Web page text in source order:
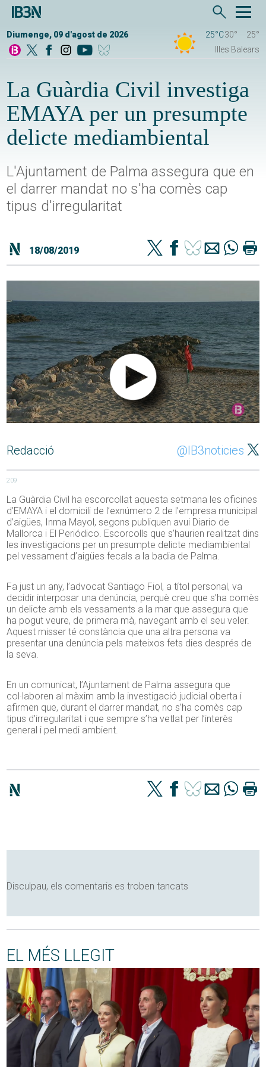
Diumenge, 09 d'agost de 2026 25°C30°
25°
Illes Balears
La Guàrdia Civil investiga
EMAYA per un presumpte
delicte mediambiental
L'Ajuntament de Palma assegura que en
el darrer mandat no s'ha comès cap
tipus d'irregularitat
18/08/2019
Redacció @IB3noticies
209
La Guàrdia Civil ha escorcollat aquesta setmana les oficines
d’EMAYA i el domicili de l’exnúmero 2 de l’empresa municipal
d’aigües, Inma Mayol, segons publiquen avui Diario de
Mallorca i El Periódico. Escorcolls que s’haurien realitzat dins
les investigacions per un presumpte delicte mediambiental
pel vessament d’aigües fecals a la badia de Palma.
Fa just un any, l’advocat Santiago Fiol, a títol personal, va
decidir interposar una denúncia, perquè creu que s’ha comès
un delicte amb els vessaments a la mar que assegura que
ha pogut veure, de primera mà, navegant amb el seu veler.
Aquest misser té constància que una altra persona va
presentar una denúncia pels mateixos fets dies després de
la seva.
En un comunicat, l’Ajuntament de Palma assegura que
col·laboren al màxim amb la investigació judicial oberta i
afirmen que, durant el darrer mandat, no s’ha comès cap
tipus d’irregularitat i que sempre s’ha vetlat per l’interès
general i pel medi ambient.
Disculpau, els comentaris es troben tancats
EL MÉS LLEGIT